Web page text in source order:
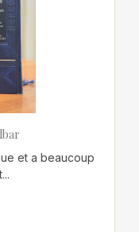
et a beaucoup